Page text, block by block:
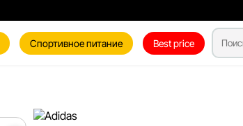
Спортивное питание Best price